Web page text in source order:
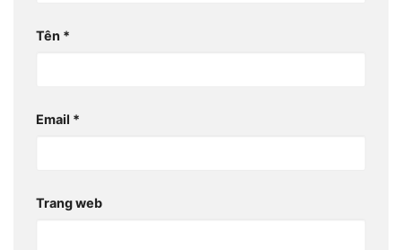
Tên *
Email *
Trang web